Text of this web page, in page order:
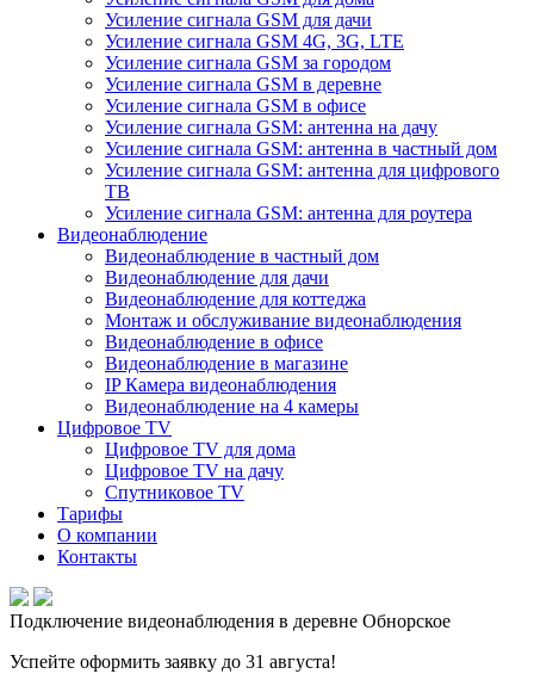
Усиление сигнала GSM для дачи
Усиление сигнала GSM 4G, 3G, LTE
Усиление сигнала GSM за городом
Усиление сигнала GSM в деревне
Усиление сигнала GSM в офисе
Усиление сигнала GSM: антенна на дачу
Усиление сигнала GSM: антенна в частный дом
Усиление сигнала GSM: антенна для цифрового
ТВ
Усиление сигнала GSM: антенна для роутера
Видеонаблюдение
Видеонаблюдение в частный дом
Видеонаблюдение для дачи
Видеонаблюдение для коттеджа
Монтаж и обслуживание видеонаблюдения
Видеонаблюдение в офисе
Видеонаблюдение в магазине
IP Камера видеонаблюдения
Видеонаблюдение на 4 камеры
Цифровое TV
Цифровое TV для дома
Цифровое TV на дачу
Спутниковое TV
Тарифы
О компании
Контакты
Подключение видеонаблюдения в деревне Обнорское
Успейте оформить заявку до 31 августа!